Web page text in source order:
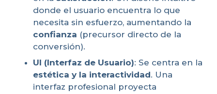
donde el usuario encuentra lo que
necesita sin esfuerzo, aumentando la
confianza (precursor directo de la
conversión).
UI (Interfaz de Usuario): Se centra en la
estética y la interactividad. Una
interfaz profesional proyecta